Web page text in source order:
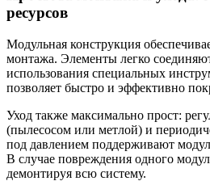
ресурсов
Модульная конструкция
монтажа. Элементы легко
использования специальных
позволяет быстро и эффективно
Уход также максимально прост:
(пылесосом или метлой) и
под давлением поддерживают
В случае повреждения одного
демонтируя всю систему.